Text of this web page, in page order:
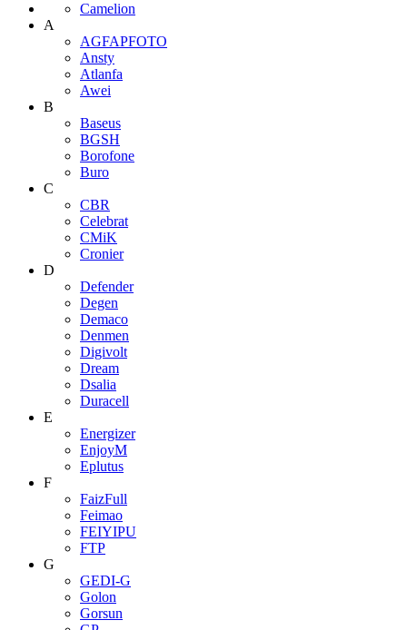
Camelion
A
AGFAPFOTO
Ansty
Atlanfa
Awei
B
Baseus
BGSH
Borofone
Buro
C
CBR
Celebrat
CMiK
Cronier
D
Defender
Degen
Demaco
Denmen
Digivolt
Dream
Dsalia
Duracell
E
Energizer
EnjoyM
Eplutus
F
FaizFull
Feimao
FEIYIPU
FTP
G
GEDI-G
Golon
Gorsun